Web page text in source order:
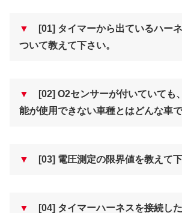
▼
[01] タイマーから出ているハー
ついて教えて下さい。
▼
[02] O2センサーが付いていても
能が使用できない車種とはどんな車
▼ [03] 電圧測定の限界値を教えて下
▼
[04] タイマーハーネスを接続し